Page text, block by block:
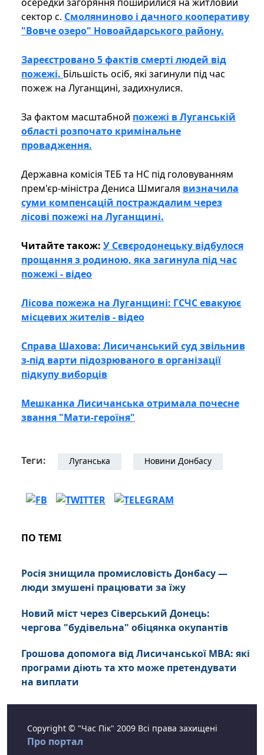
сектор с. Смоляниново і дачного кооперативу
"Вовче озеро" Новоайдарського району.
Зареєстровано 5 фактів смерті людей від
пожежі. Більшість осіб, які загинули під час
пожеж на Луганщині, задихнулися.
За фактом масштабной пожежі в Луганській
області розпочато кримінальне
провадження.
Державна комісія ТЕБ та НС під головуванням
прем'єр-міністра Дениса Шмигаля визначила
суми компенсацій постраждалим через
лісові пожежі на Луганщині.
Читайте також: У Сєвєродонецьку відбулося
прощання з родиною, яка загинула під час
пожежі - відео
Лісова пожежа на Луганщині: ГСЧС евакуює
місцевих жителів - відео
Справа Шахова: Лисичанський суд звільнив
з-під варти підозрюваного в організації
підкупу виборців
Мешканка Лисичанська отримала почесне
звання "Мати-героїня"
Теги: Луганська Новини Донбасу
ПО ТЕМІ
Росія знищила промисловість Донбасу —
люди змушені працювати за їжу
Новий міст через Сіверський Донець:
чергова "будівельна" обіцянка окупантів
Грошова допомога від Лисичанської МВА: які
програми діють та хто може претендувати
на виплати
Copyright © "Час Пік" 2009 Всі права захищені
Про портал